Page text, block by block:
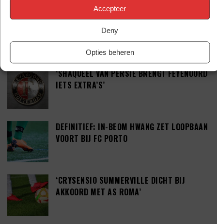
Accepteer
Deny
Opties beheren
‘RAHEEM STERLING STAAT VOOR
OPMERKELIJK NIEUW AVONTUUR’
‘SHAQUEEL VAN PERSIE BRENGT FEYENOORD
IETS EXTRA’S’
DEFINITIEF: IN-BEOM HWANG ZET LOOPBAAN
VOORT BIJ FC PORTO
‘CRYSENSIO SUMMERVILLE DICHT BIJ
AKKOORD MET AS ROMA’